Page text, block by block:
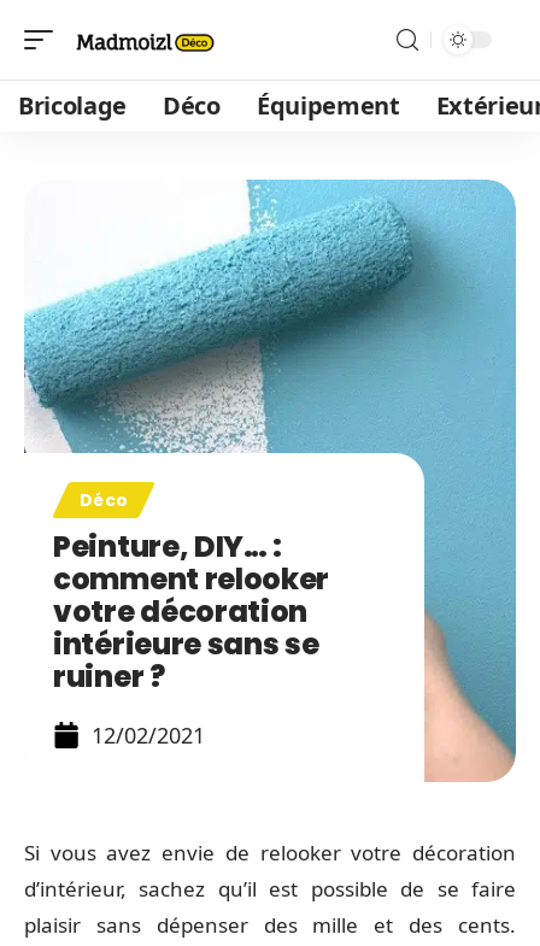
Bricolage Déco Équipement
Déco
Peinture, DIY… :
comment relooker
votre décoration
intérieure sans se
ruiner ?
12/02/2021
Si vous avez envie de relooker votre décoration
d’intérieur, sachez qu’il est possible de se faire
plaisir sans dépenser des mille et des cents.